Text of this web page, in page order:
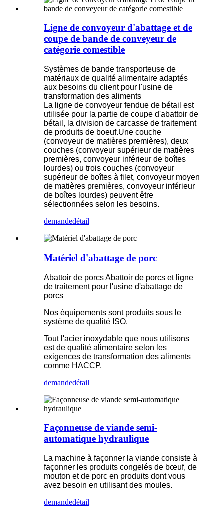
Ligne de convoyeur d'abattage et de
coupe de bande de conveyeur de
catégorie comestible
Systèmes de bande transporteuse de
matériaux de qualité alimentaire adaptés
aux besoins du client pour l'usine de
transformation des aliments
La ligne de convoyeur fendue de bétail est
utilisée pour la partie de coupe d'abattoir de
bétail, la division de carcasse de traitement
de produits de boeuf.Une couche
(convoyeur de matières premières), deux
couches (convoyeur supérieur de matières
premières, convoyeur inférieur de boîtes
lourdes) ou trois couches (convoyeur
supérieur de boîtes à filet, convoyeur moyen
de matières premières, convoyeur inférieur
de boîtes lourdes) peuvent être
sélectionnées selon les besoins.
demandedétail
Matériel d'abattage de porc
Abattoir de porcs Abattoir de porcs et ligne
de traitement pour l'usine d'abattage de
porcs
Nos équipements sont produits sous le
système de qualité ISO.
Tout l'acier inoxydable que nous utilisons
est de qualité alimentaire selon les
exigences de transformation des aliments
comme HACCP.
demandedétail
Façonneuse de viande semi-
automatique hydraulique
La machine à façonner la viande consiste à
façonner les produits congelés de bœuf, de
mouton et de porc en produits dont vous
avez besoin en utilisant des moules.
demandedétail